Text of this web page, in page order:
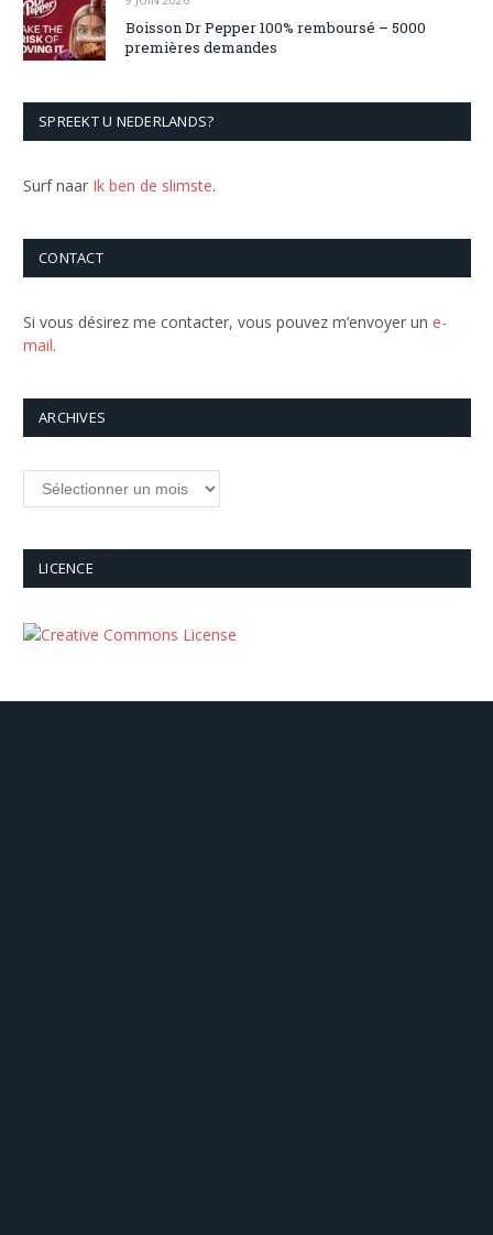
Boisson Dr Pepper 100% remboursé – 5000
premières demandes
SPREEKT U NEDERLANDS?
Surf naar Ik ben de slimste.
CONTACT
Si vous désirez me contacter, vous pouvez m’envoyer un e-
mail.
ARCHIVES
Archives
LICENCE